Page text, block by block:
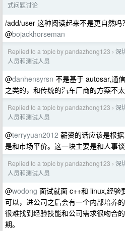
式问题讨论
/add/user 这种阅读起来不是更自然吗？
@bojackhorseman
Replied to a topic by pandazhong123 › 深
人员和测试人员
@danhensyrsn 不是基于 autosar,通
之类的，和传统的汽车厂商的方案不太
Replied to a topic by pandazhong123 › 深
人员和测试人员
@terryyuan2012 薪资的话应该是根
是和市场平价。这一块主要是和人事谈
Replied to a topic by pandazhong123 › 深
人员和测试人员
@wodong 面试就面 c++和 linux,经验
可以，进公司之后会有一个内部培养的
很难找到经验技能和公司需求很吻合
期。